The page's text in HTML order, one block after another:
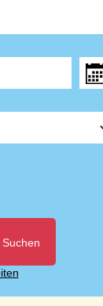
Suchen